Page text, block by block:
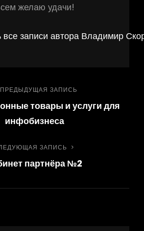
желаю удачи!
все записи автора Владимир
Предыдущая
запись
ПРЕДЫДУЩАЯ ЗАПИСЬ
товары и услуги для
инфобизнеса
Следующая
запись
ЗАПИСЬ
партнёра №2